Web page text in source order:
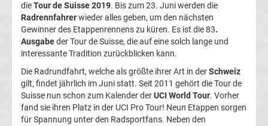
Fahrertypen
Radrennfahrer
Liste
Radsport
dieTour de Suisse 2019. Bis zum 23. Juni werden die
Radrennfahrerwieder alles geben, um den nächsten
Gewinner des Etappenrennens zu küren. Es ist die 83.
Ausgabeder Tour de Suisse, die auf eine solch lange und
interessante Tradition zurückblicken kann.
Die Radrundfahrt, welche als größte ihrer Art in derSchweiz
gilt, findet jährlich im Juni statt. Seit 2011 gehört die Tour de
Suisse nun schon zum Kalender derUCI World Tour. Vorher
fand sie ihren Platz in der UCI Pro Tour! Neun Etappen sorgen
für Spannung unter den Radsportfans. Neben den